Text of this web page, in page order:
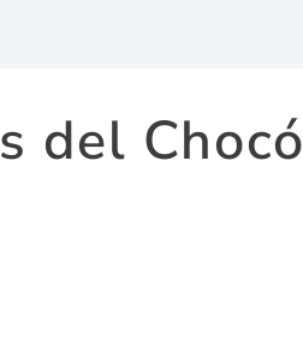
del Chocó